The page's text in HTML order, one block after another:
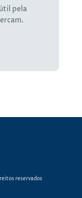
pela
reservados